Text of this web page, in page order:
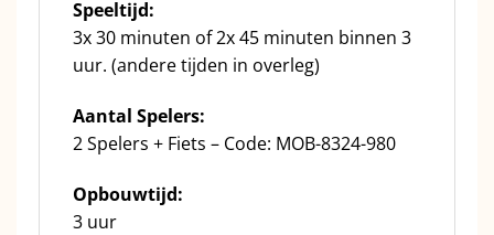
Speeltijd:
3x 30 minuten of 2x 45 minuten binnen 3
uur. (andere tijden in overleg)
Aantal Spelers:
2 Spelers + Fiets – Code: MOB-8324-980
Opbouwtijd:
3 uur